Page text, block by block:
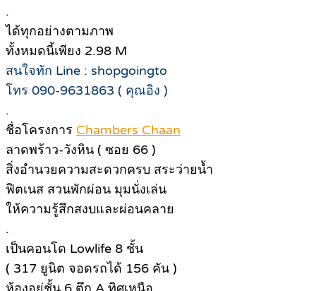
.
ได้ทุกอย่างตามภาพ
ทั้งหมดนี้เพียง 2.98 M
สนใจทัก Line : shopgoingto
โทร 090-9631863 ( คุณอิง )
.
ชื่อโครงการ Chambers Chaan
ลาดพร้าว-วังหิน ( ซอย 66 )
สิ่งอำนวยความสะดวกครบ สระว่ายน้ำ
ฟิตเนส สวนพักผ่อน มุมนั่งเล่น
ให้ความรู้สึกสงบและผ่อนคลาย
.
เป็นคอนโด Lowlife 8 ชั้น
( 317 ยูนิต จอดรถได้ 156 คัน )